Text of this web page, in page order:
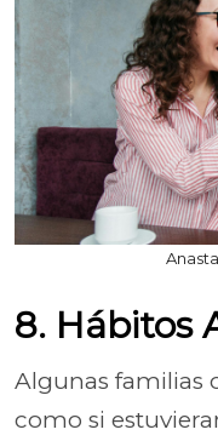
8. Hábitos
Algunas familias
como si